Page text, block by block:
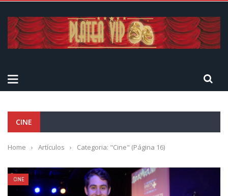
CINE
Home › Artículos › Categoria: "Cine" (Página 16)
CINE